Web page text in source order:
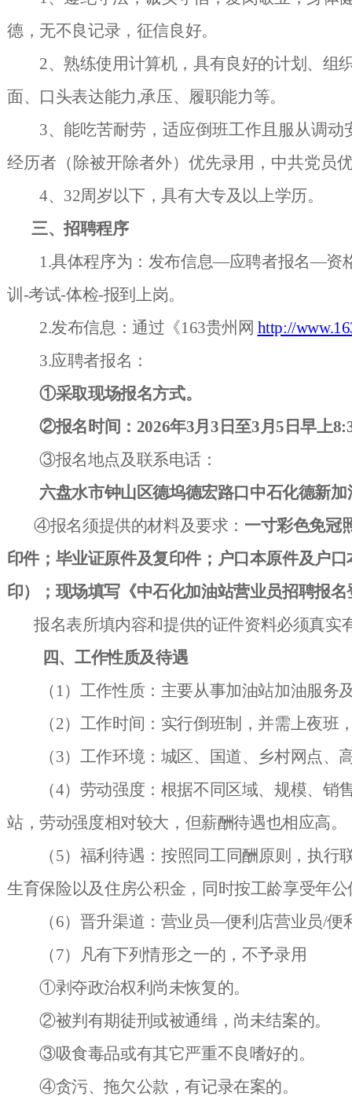
德，无不良记录 ，征信良好。
2、熟练使用计算机，具有良好的计划、组
面、口头表达能力,承压、履职能力等。
3、能吃苦耐劳，适应倒班工作且服从调动
经历者（除被开除者外）优先录用 ，中共党员
4、32周岁以下，具有大专及以上学历。
三、招聘程序
1.具体程序为：发布信息—应聘者报名—
训-考试-体检-报到上岗。
2.发布信息：通过《163贵州网 http://
3.应聘者报名：
①采取现场报名方式。
②报名时间：2026年3月3 日至3月 5 日早上
③报名地点及联系电话：
六盘水市钟山区德坞德宏路口中石化德新
④报名须提供的材料及要求： 一寸彩色免冠
印件；毕业证原件及复印件；户口本原件及户
印）；现场填写《中石化加油站营业员招聘报名
报名表所填内容和提供的证件资料必须真
四、工作性质及待遇
（1）工作性质：主要从事加油站加油服务
（2）工作时间：实行倒班制，并需上夜
（3）工作环境：城区、国道、乡村网点
（4）劳动强度：根据不同区域、规模、
站，劳动强度相对较大，但薪酬待遇也相应高。
（5）福利待遇： 按照同工同酬原则，执行
生育保险以及住房公积金， 同时按工龄享受年
（6）晋升渠道：营业员—便利店营业员/
（7）凡有下列情形之一的，不予录用
①剥夺政治权利尚未恢复的。
②被判有期徒刑或被通缉，尚未结案的。
③吸食毒品或有其它严重不良嗜好的。
④贪污、拖欠公款，有记录在案的。